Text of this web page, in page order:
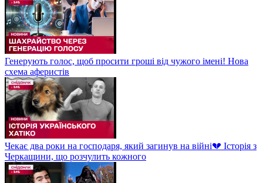
Генерують голос, щоб просити гроші від чужого імені! Нова
схема аферистів
Чекає два роки на господаря, який загинув на війні💔 Історія з
Черкащини, що розчулить кожного